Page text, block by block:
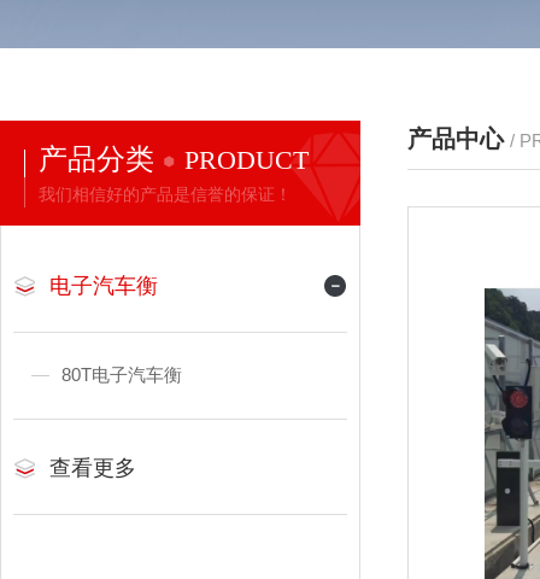
产品分类 PRODUCT
我们相信好的产品是信誉的保证！
电子汽车衡
80T电子汽车衡
查看更多
产品中心 /